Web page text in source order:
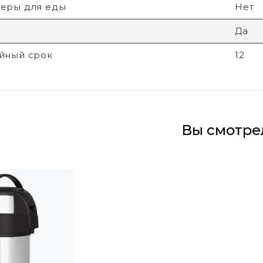
для еды Нет
Да
срок 12
Вы